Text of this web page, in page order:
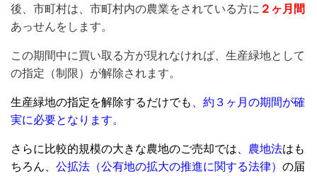
後、市町村は、市町村内の農業をされている方に ２ヶ月間
あっせんをします。
この期間中に買い取る方が現れなければ、生産緑地として
の指定（制限）が解除されます。
生産緑地の指定を解除するだけでも
、約３ヶ月の期間が確
実に必要となります。
さらに比較的規模の大きな農地のご売却では、 農地法はも
ちろん、 公拡法（公有地の拡大の推進に関する法律） の届